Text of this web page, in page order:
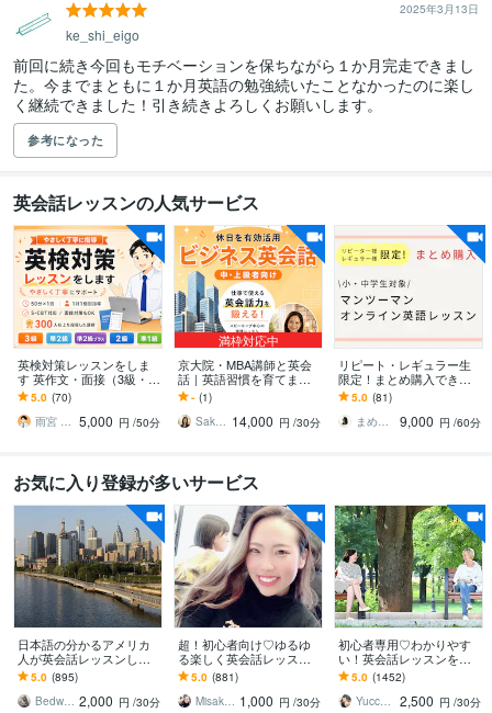
2025年3月13日
ke_shi_eigo
前回に続き今回もモチベーションを保ちながら１か月完走できまし
た。今までまともに１か月英語の勉強続いたことなかったのに楽し
く継続できました！引き続きよろしくお願いします。
参考になった
英会話レッスンの人気サービス
英検対策レッスンをしま
す 英作文・面接（3級・準
2級・2級・準1級）・S-C
BTも対応
5.0 (70)
雨宮 大和｜英語の家庭教師／個別指導 5,000 円 /50分
満枠対応中
京大院・MBA講師と英会
話｜英語習慣を育てます
米国高卒・京大院・MB
A・TOEIC985講師とビジ
ネス英語
- (1)
Sakura｜休日ビジネス英会話 14,000 円 /30分
リピート・レギュラー生
限定！まとめ購入できま
す ☆小・中学生対象マン
ツーマン英語レッスン3回
分以上購入可能☆
5.0 (81)
まめみぃ｜米在住歴12年の英語講師
9,000 円 /60分
お気に入り登録が多いサービス
日本語の分かるアメリカ
人が英会話レッスンしま
す アメリカ出身でTEFL有
資格者が生きた英語を教
えますよ
5.0 (895)
Bedwards13 2,000 円 /30分
超！初心者向け♡ゆるゆ
る楽しく英会話レッスン
します あなたのペースで
ゆるゆる英会話レッスン
♡
5.0 (881)
Misaki_ Michelle 1,000 円 /30分
初心者専用♡わかりやす
い！英会話レッスンをし
ます 英会話の約8割は中学
英語！ゲーム感覚のメソ
ッドで楽しく上達♪
5.0 (1452)
Yucca（ゆっか）
2,500 円 /30分